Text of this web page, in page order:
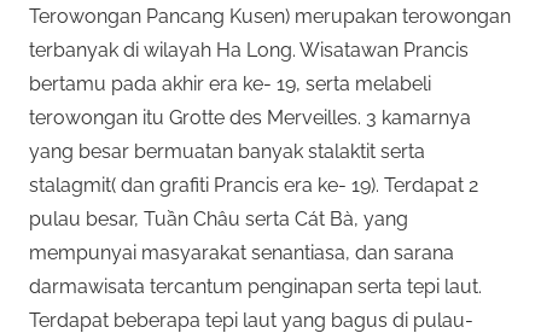
Terowongan Pancang Kusen) merupakan terowongan
terbanyak di wilayah Ha Long. Wisatawan Prancis
bertamu pada akhir era ke- 19, serta melabeli
terowongan itu Grotte des Merveilles. 3 kamarnya
yang besar bermuatan banyak stalaktit serta
stalagmit( dan grafiti Prancis era ke- 19). Terdapat 2
pulau besar, Tuần Châu serta Cát Bà, yang
mempunyai masyarakat senantiasa, dan sarana
darmawisata tercantum penginapan serta tepi laut.
Terdapat beberapa tepi laut yang bagus di pulau-